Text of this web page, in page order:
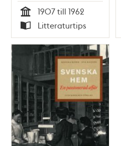
Tid
1907 till 1962
Typ
Litteraturtips